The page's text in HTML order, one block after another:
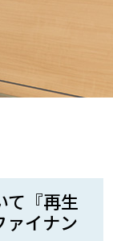
て『再生
ァイナン